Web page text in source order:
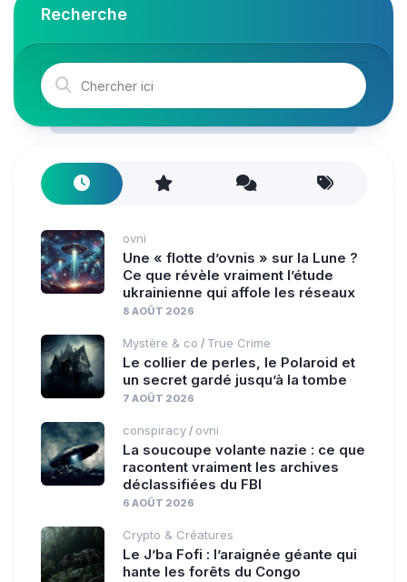
Recherche
ovni
Une « flotte d’ovnis » sur la Lune ?
Ce que révèle vraiment l’étude
ukrainienne qui affole les réseaux
8 AOÛT 2026
Mystère & co / True Crime
Le collier de perles, le Polaroid et
un secret gardé jusqu’à la tombe
7 AOÛT 2026
conspiracy / ovni
La soucoupe volante nazie : ce que
racontent vraiment les archives
déclassifiées du FBI
6 AOÛT 2026
Crypto & Créatures
Le J’ba Fofi : l’araignée géante qui
hante les forêts du Congo